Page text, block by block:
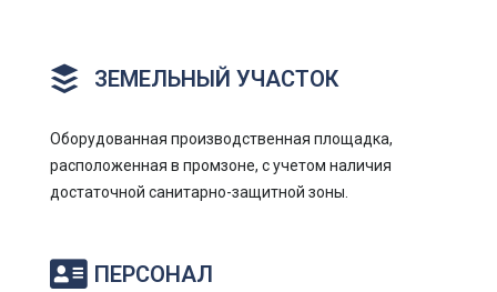
ЗЕМЕЛЬНЫЙ УЧАСТОК
Оборудованная производственная площадка,
расположенная в промзоне, с учетом наличия
достаточной санитарно-защитной зоны.
ПЕРСОНАЛ